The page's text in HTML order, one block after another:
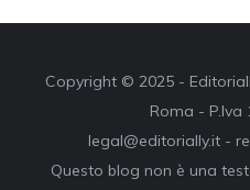
Copyright © 2025 -
Roma - P.Iva
legal@editorially.it -
Questo blog non è una